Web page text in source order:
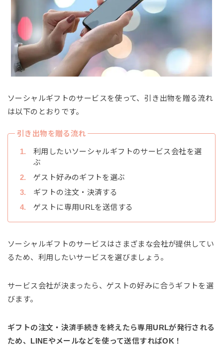
ソーシャルギフトのサービスを使って、引き出物を贈る流れ
は以下のとおりです。
引き出物を贈る流れ
利用したいソーシャルギフトのサービス会社を選
ぶ
ゲスト好みのギフトを選ぶ
ギフトの注文・決済する
ゲストに専用URLを送信する
ソーシャルギフトのサービスはさまざまな会社が提供してい
るため、利用したいサービスを選びましょう。
サービス会社が決まったら、ゲストの好みに合うギフトを選
びます。
ギフトの注文・決済手続きを終えたら専用URLが発行される
ため、LINEやメールなどを使って送信すればOK！